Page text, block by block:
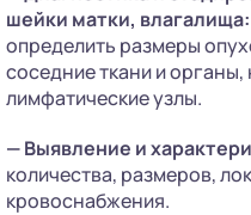
шейки матки, влагалища:
определить размеры
соседние ткани и органы,
лимфатические узлы.
— Выявление и
количества, размеров,
кровоснабжения.